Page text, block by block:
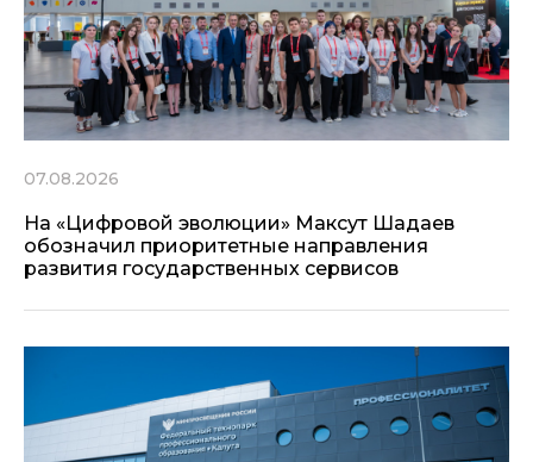
07.08.2026
На «Цифровой эволюции» Максут Шадаев
обозначил приоритетные направления
развития государственных сервисов